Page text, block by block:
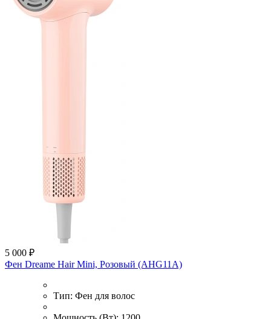
5 000 ₽
Фен Dreame Hair Mini, Розовый (AHG11A)
Тип: Фен для волос